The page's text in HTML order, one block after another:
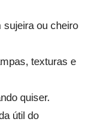
ou cheiro
texturas e
quiser.
útil do